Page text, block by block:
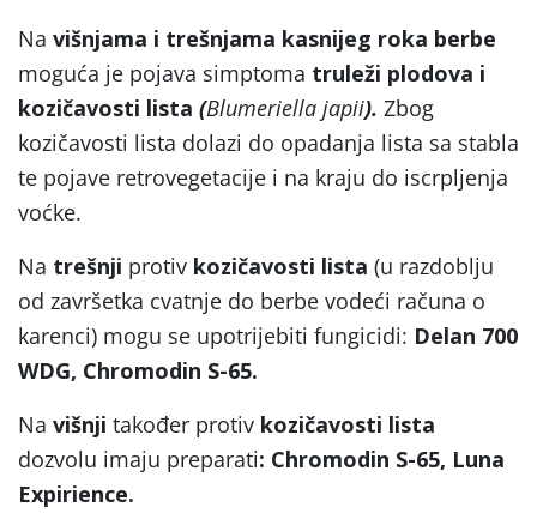
Na višnjama i trešnjama kasnijeg roka berbe
moguća je pojava simptoma truleži plodova i
kozičavosti lista (Blumeriella japii). Zbog
kozičavosti lista dolazi do opadanja lista sa stabla
te pojave retrovegetacije i na kraju do iscrpljenja
voćke.
Na trešnji protiv kozičavosti lista (u razdoblju
od završetka cvatnje do berbe vodeći računa o
karenci) mogu se upotrijebiti fungicidi: Delan 700
WDG, Chromodin S-65.
Na višnji također protiv kozičavosti lista
dozvolu imaju preparati: Chromodin S-65, Luna
Expirience.